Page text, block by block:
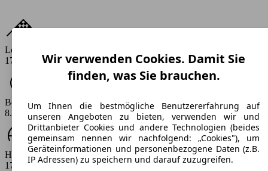
Leistung
177 PS
Beschleunigung (0-100 km/h)
8.5 - 8.8 s
Höchstgeschwindigkeit (km/h)
170 - 185 km/h
Wir verwenden Cookies. Damit Sie
finden, was Sie brauchen.
Um Ihnen die bestmögliche Benutzererfahrung auf
unseren Angeboten zu bieten, verwenden wir und
Drittanbieter Cookies und andere Technologien (beides
gemeinsam nennen wir nachfolgend: „Cookies"), um
Geräteinformationen und personenbezogene Daten (z.B.
IP Adressen) zu speichern und darauf zuzugreifen.